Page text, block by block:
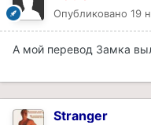
Опубликовано 19
А мой перевод Замка
Stranger